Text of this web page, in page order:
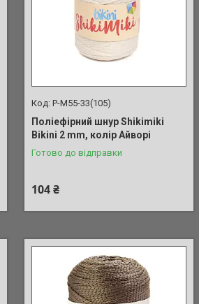
P-M55-33(105)
Поліефірний шнур Shikimiki
Bikini 2 mm, колір Айворі
Готово до відправки
104 ₴